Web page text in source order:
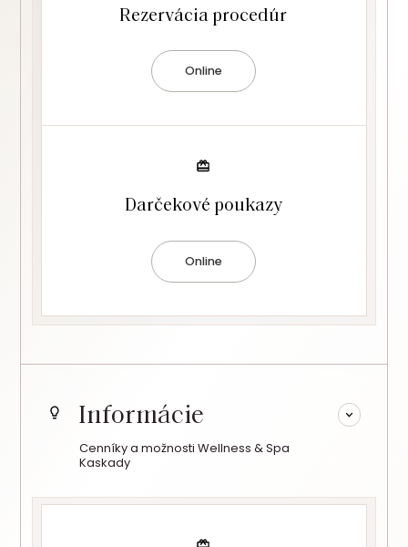
Rezervácia procedúr
Online
Darčekové poukazy
Online
Informácie
Cenníky a možnosti Wellness & Spa
Kaskady